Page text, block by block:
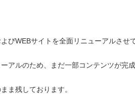
びWEBサイトを全面リニューアルさせ
アルのため、まだ一部コンテンツが完成
ま残しております。